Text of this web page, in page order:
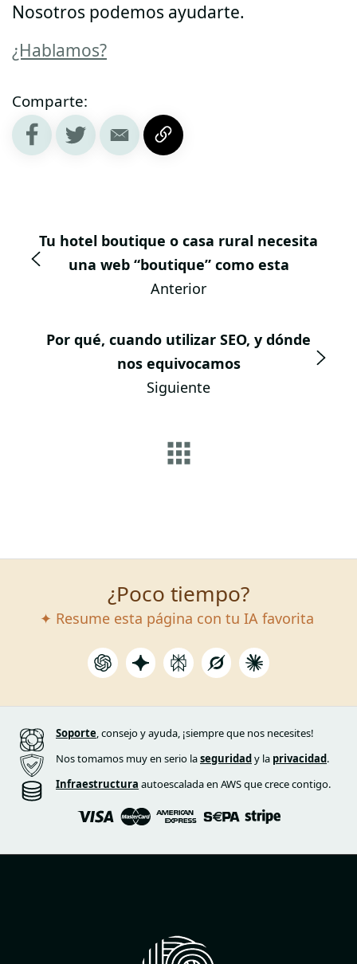
Nosotros podemos ayudarte.
¿Hablamos?
Comparte:
Tu hotel boutique o casa rural necesita
una web “boutique” como esta
Anterior
Por qué, cuando utilizar SEO, y dónde
nos equivocamos
Siguiente
¿Poco tiempo?
✦ Resume esta página con tu IA favorita
Soporte, consejo y ayuda, ¡siempre que nos necesites!
Nos tomamos muy en serio laseguridady la privacidad.
Infraestructura autoescalada en AWS que crece contigo.